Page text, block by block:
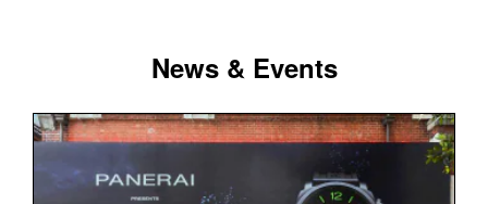
News & Events